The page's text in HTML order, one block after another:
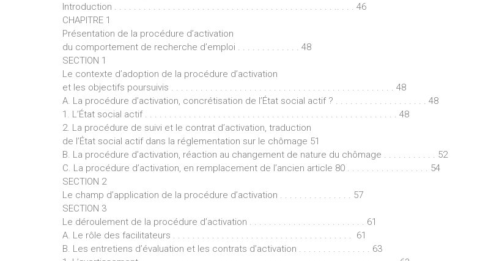
Introduction . . . . . . . . . . . . . . . . . . . . . . . . . . . . . . . . . . . . . . . . . . . . . .. . . . 46
CHAPITRE 1
Présentation de la procédure d’activation
du comportement de recherche d’emploi . . . . . . . . . . . . . 48
SECTION 1
Le contexte d’adoption de la procédure d’activation
et les objectifs poursuivis . . . . . . . . . . . . . . . . . . . . . . . . . . . . . . . . . . . . . . . . . . . . . . 48
A. La procédure d’activation, concrétisation de l’État social actif ? . . . . . . . . . . . . . . . . . . . 48
1. L’État social actif . . . . . . . . . . . . . . . . . . . . . . . . . . . . . . . . . . . . . . . . . . . . . . . . . . . . 48
2. La procédure de suivi et le contrat d’activation, traduction
de l’État social actif dans la réglementation sur le chômage 51
B. La procédure d’activation, réaction au changement de nature du chômage . . . . . . . . . . . 52
C. La procédure d’activation, en remplacement de l’ancien article 80 . . . . . . . . . . . . . . . . . 54
SECTION 2
Le champ d’application de la procédure d’activation . . . . . . . . . . . . . . . 57
SECTION 3
Le déroulement de la procédure d’activation . . . . . . . . . . . . . . . . . . . . . . . . 61
A. Le rôle des facilitateurs . . . . . . . . . . . . . . . . . . . . . . . . . . . . . . . . . . . . . 61
B. Les entretiens d’évaluation et les contrats d’activation . . . . . . . . . . . . . . . 63